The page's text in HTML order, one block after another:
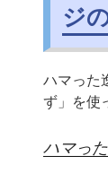
ジ
ハマった
ず」を使
ハマっ